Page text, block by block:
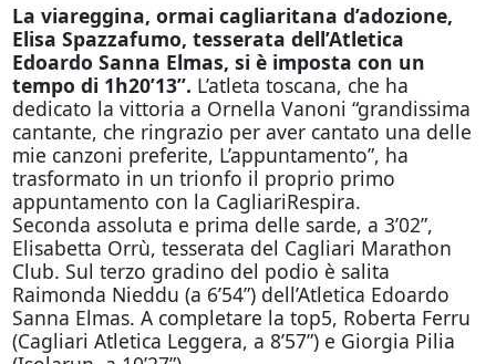
La viareggina, ormai cagliaritana d’adozione,
Elisa Spazzafumo, tesserata dell’Atletica
Edoardo Sanna Elmas, si è imposta con un
tempo di 1h20’13”. L’atleta toscana, che ha
dedicato la vittoria a Ornella Vanoni “grandissima
cantante, che ringrazio per aver cantato una delle
mie canzoni preferite, L’appuntamento”, ha
trasformato in un trionfo il proprio primo
appuntamento con la CagliariRespira.
Seconda assoluta e prima delle sarde, a 3’02”,
Elisabetta Orrù, tesserata del Cagliari Marathon
Club. Sul terzo gradino del podio è salita
Raimonda Nieddu (a 6’54”) dell’Atletica Edoardo
Sanna Elmas. A completare la top5, Roberta Ferru
(Cagliari Atletica Leggera, a 8’57”) e Giorgia Pilia